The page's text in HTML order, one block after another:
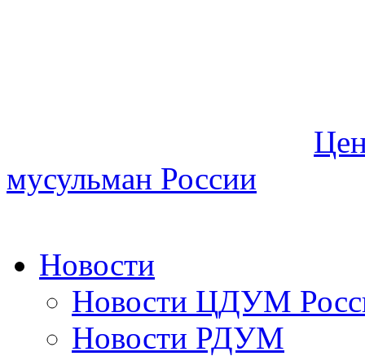
мусульман России
Новости
Новости ЦДУМ
Новости РДУМ